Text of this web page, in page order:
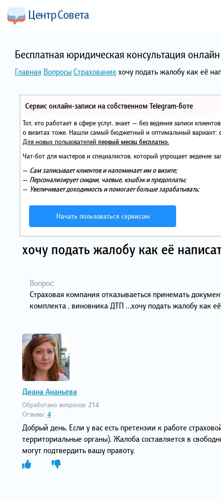
Бесплатная юридическая консультация
Главная ВопросыСтрахование хочу подать жалобу как её
Сервис онлайн-записи на собственном Telegram-боте
Тот, кто работает в сфере услуг, знает — без ведения записи
о визитах тоже. Нашли самый бюджетный и оптимальный вариант:
Для новых пользователей первый месяц бесплатно.
Чат-бот для мастеров и специалистов, который упрощает ведение
— Сам записывает клиентов и напоминает им о визите;
— Персонализирует скидки, чаевые, кэшбэк и предоплаты;
— Увеличивает доходимость и помогает больше зарабатывать;
Начать пользоваться сервисом
хочу подать жалобу как её
Вопрос:
Страховая компания отказываеться принемать
комплекта , виновника ДТП …хочу подать жалобу как
Диана Ананьева
Обработано вопросов: 214
Отзывы: 4
Добрый день. Если у вас есть претензии к работе
территориальные органы). Жалоба составляется в
могут подтвердить вашу правоту.